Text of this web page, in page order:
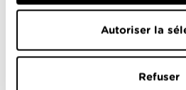
Autoriser la
Refuser
Au coeur de
Saison